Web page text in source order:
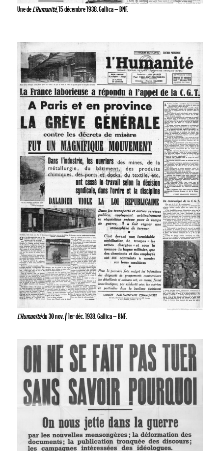
Une deL’Humanité, 15 décembre 1938. Gallica – BNF.
L’Humanitédu 30 nov. / 1er déc. 1938. Gallica – BNF.